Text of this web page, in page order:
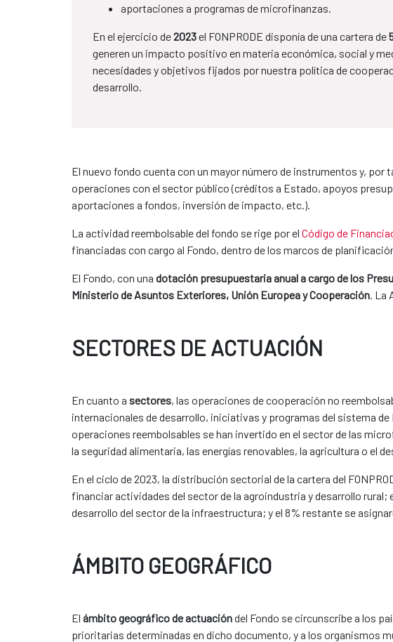
aportaciones a programas de microfinanzas.
En el ejercicio de2023el FONPRODE disponía de una cartera de
generen un impacto positivo en materia económica, social y
necesidades y objetivos fijados por nuestra política de
desarrollo.
El nuevo fondo cuenta con un mayor número de instrumentos y,
operaciones con el sector público (créditos a Estado, apoyos
aportaciones a fondos, inversión de impacto, etc.).
​La actividad reembolsable del fondo se rige por el Código de
financiadas con cargo al Fondo, dentro de los marcos de
El Fondo, con una dotación presupuestaria anual a cargo de los
Ministerio de Asuntos Exteriores, Unión Europea y Cooperación .
SECTORES DE ACTUACIÓN
En cuanto a sectores, las operaciones de cooperación no
internacionales de desarrollo, iniciativas y programas del sistema
operaciones reembolsables se han invertido en el sector de las
la seguridad alimentaria, las energías renovables, la agricultura o el
En el ciclo de 2023, la distribución sectorial de la cartera del
financiar actividades del sector de la agroindustria y desarrollo
desarrollo del sector de la infraestructura; y el 8% restante se
ÁMBITO GEOGRÁFICO
El ámbito geográfico de actuacióndel Fondo se circunscribe a los
prioritarias determinadas en dicho documento, y a los organismos